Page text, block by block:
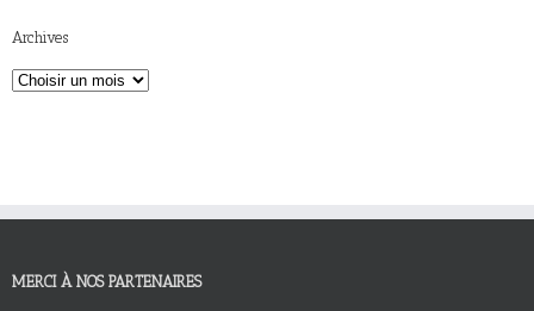
Archives
MERCI À NOS PARTENAIRES